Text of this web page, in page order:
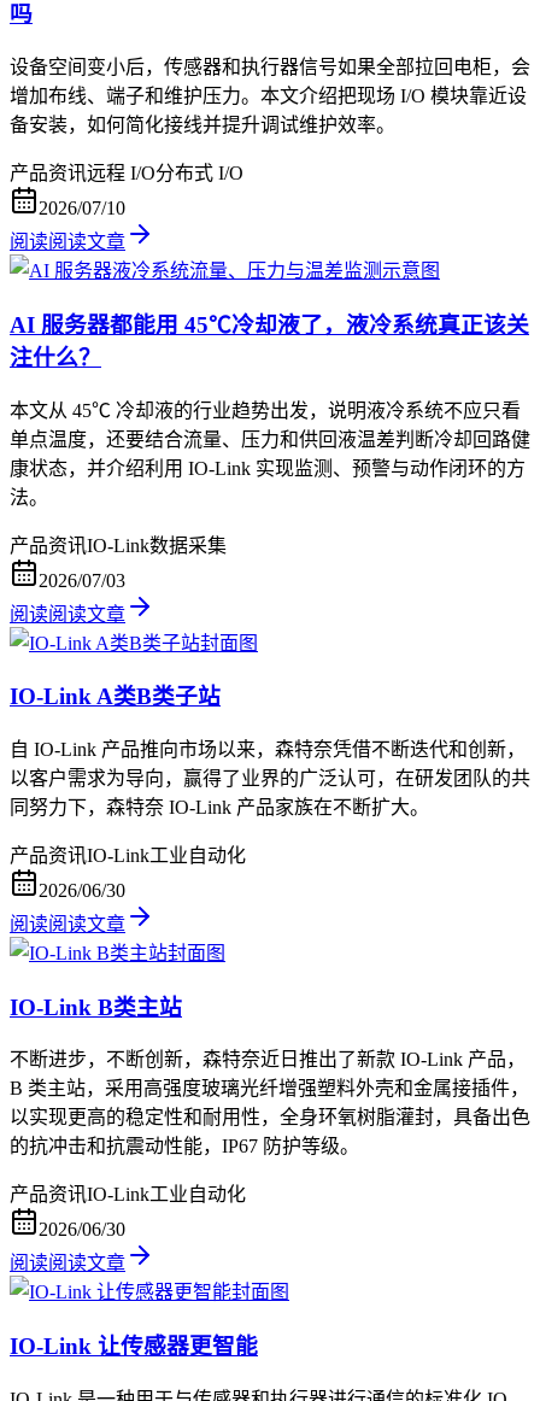
吗
设备空间变小后，传感器和执行器信号如果全部拉回电柜，会
增加布线、端子和维护压力。本文介绍把现场 I/O 模块靠近设
备安装，如何简化接线并提升调试维护效率。
产品资讯远程 I/O分布式 I/O
2026/07/10
阅读阅读文章
AI 服务器都能用 45℃冷却液了，液冷系统真正该关
注什么？
本文从 45℃ 冷却液的行业趋势出发，说明液冷系统不应只看
单点温度，还要结合流量、压力和供回液温差判断冷却回路健
康状态，并介绍利用 IO-Link 实现监测、预警与动作闭环的方
法。
产品资讯IO-Link数据采集
2026/07/03
阅读阅读文章
IO-Link A类B类子站
自 IO-Link 产品推向市场以来，森特奈凭借不断迭代和创新，
以客户需求为导向，赢得了业界的广泛认可，在研发团队的共
同努力下，森特奈 IO-Link 产品家族在不断扩大。
产品资讯IO-Link工业自动化
2026/06/30
阅读阅读文章
IO-Link B类主站
不断进步，不断创新，森特奈近日推出了新款 IO-Link 产品，
B 类主站，采用高强度玻璃光纤增强塑料外壳和金属接插件，
以实现更高的稳定性和耐用性，全身环氧树脂灌封，具备出色
的抗冲击和抗震动性能，IP67 防护等级。
产品资讯IO-Link工业自动化
2026/06/30
阅读阅读文章
IO-Link 让传感器更智能